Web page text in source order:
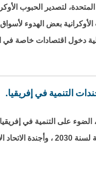
لتصدير الحبوب
بعض الهدوء لأسواق
دخول اقتصادات خاصة في
التنمية في إفريقيا.
على التنمية في
الاهتمام على النهوض بخطة التنمية المستدامة